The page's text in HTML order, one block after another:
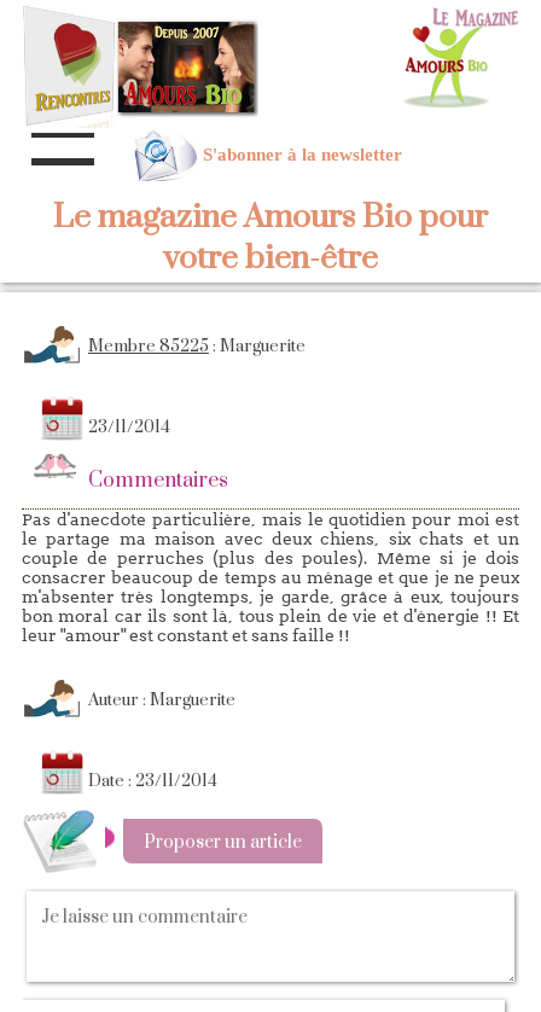
S'abonner à la newsletter
Le magazine Amours Bio pour
votre bien-être
Membre 85225 : Marguerite
23/11/2014
Commentaires
Pas d'anecdote particulière, mais le quotidien pour moi est
le partage ma maison avec deux chiens, six chats et un
couple de perruches (plus des poules). Même si je dois
consacrer beaucoup de temps au ménage et que je ne peux
m'absenter très longtemps, je garde, grâce à eux, toujours
bon moral car ils sont là, tous plein de vie et d'énergie !! Et
leur "amour" est constant et sans faille !!
Auteur : Marguerite
Date : 23/11/2014
Proposer un article